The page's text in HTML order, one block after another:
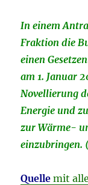
In einem
Fraktion die
einen
am 1. Januar
Novellierung
Energie und
zur Wärme-
einzubringen.
Quelle mit